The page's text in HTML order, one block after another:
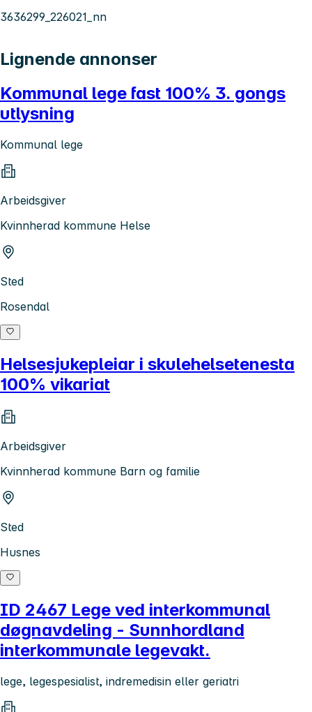
3636299_226021_nn
Lignende annonser
Kommunal lege fast 100% 3. gongs
utlysning
Kommunal lege
Arbeidsgiver
Kvinnherad kommune Helse
Sted
Rosendal
Helsesjukepleiar i skulehelsetenesta
100% vikariat
Arbeidsgiver
Kvinnherad kommune Barn og familie
Sted
Husnes
ID 2467 Lege ved interkommunal
døgnavdeling - Sunnhordland
interkommunale legevakt.
lege, legespesialist, indremedisin eller geriatri